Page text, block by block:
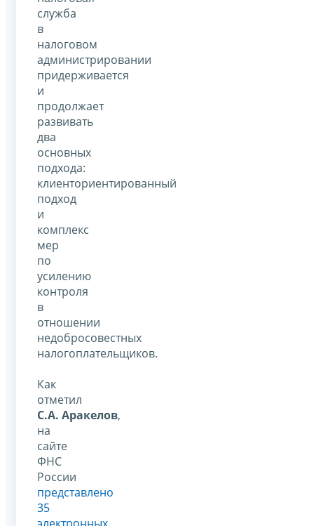
служба
в
налоговом
администрировании
придерживается
и
продолжает
развивать
два
основных
подхода:
клиенториентированный
подход
и
комплекс
мер
по
усилению
контроля
в
отношении
недобросовестных
налогоплательщиков.
Как
отметил
С.А. Аракелов,
на
сайте
ФНС
России
представлено
35